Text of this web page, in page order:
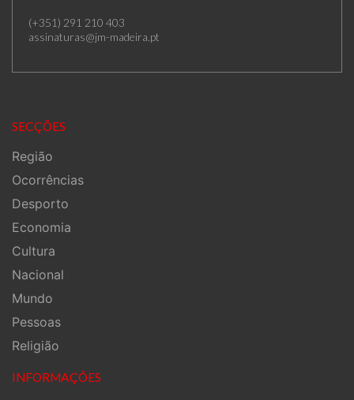
(+351) 291 210 403
assinaturas@jm-madeira.pt
SECÇÕES
Região
Ocorrências
Desporto
Economia
Cultura
Nacional
Mundo
Pessoas
Religião
INFORMAÇÕES